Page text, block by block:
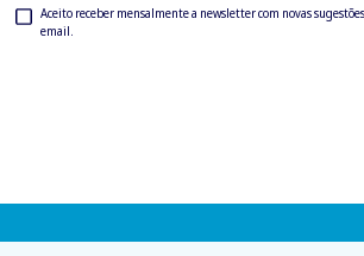
Newsletter
Check
Aceito receber mensalmente a newsletter com novas sugestões de poupança no meu
email.